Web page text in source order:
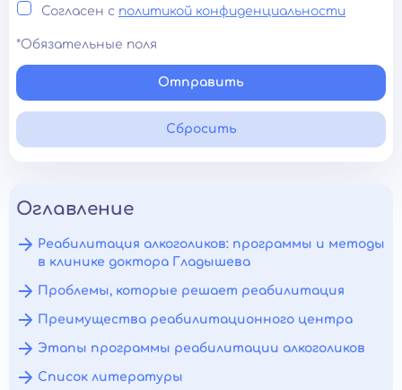
Согласен с политикой конфиденциальности
*Обязательные поля
Отправить
Сбросить
Оглавление
Реабилитация алкоголиков: программы и методы
в клинике доктора Гладышева
Проблемы, которые решает реабилитация
Преимущества реабилитационного центра
Этапы программы реабилитации алкоголиков
Список литературы